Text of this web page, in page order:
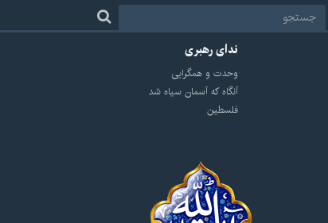
ندای رهبری
وحدت و همگرایی
آنگاه که آسمان سیاه شد
فلسطین